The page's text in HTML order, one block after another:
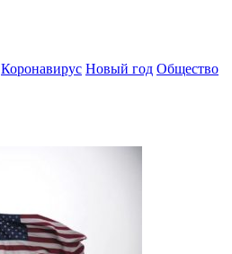
Коронавирус Новый год Общество